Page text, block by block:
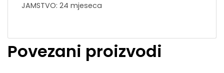
JAMSTVO: 24 mjeseca
Povezani proizvodi